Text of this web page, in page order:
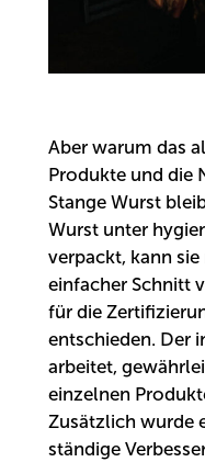
Aber warum das
Produkte und die
Stange Wurst
Wurst unter
verpackt, kann
einfacher Schnitt
für die
entschieden. Der
arbeitet,
einzelnen
Zusätzlich wurde
ständige